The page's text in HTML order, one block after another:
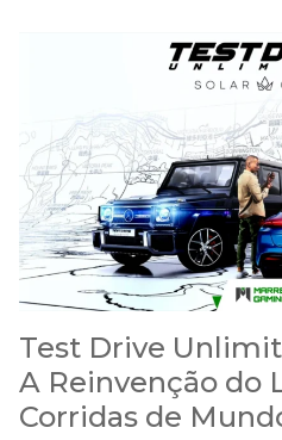
Test Drive
A Reinvenção do
Corridas de